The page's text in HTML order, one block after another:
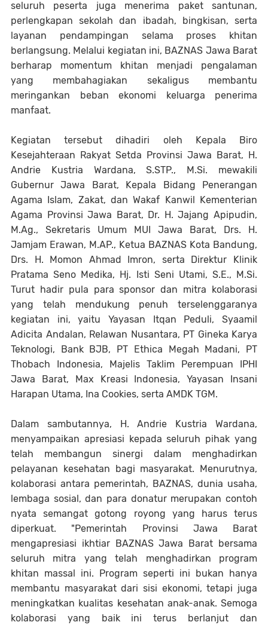
seluruh peserta juga menerima paket santunan,
perlengkapan sekolah dan ibadah, bingkisan, serta
layanan pendampingan selama proses khitan
berlangsung. Melalui kegiatan ini, BAZNAS Jawa Barat
berharap momentum khitan menjadi pengalaman
yang membahagiakan sekaligus membantu
meringankan beban ekonomi keluarga penerima
manfaat.
Kegiatan tersebut dihadiri oleh Kepala Biro
Kesejahteraan Rakyat Setda Provinsi Jawa Barat, H.
Andrie Kustria Wardana, S.STP., M.Si. mewakili
Gubernur Jawa Barat, Kepala Bidang Penerangan
Agama Islam, Zakat, dan Wakaf Kanwil Kementerian
Agama Provinsi Jawa Barat, Dr. H. Jajang Apipudin,
M.Ag., Sekretaris Umum MUI Jawa Barat, Drs. H.
Jamjam Erawan, M.AP., Ketua BAZNAS Kota Bandung,
Drs. H. Momon Ahmad Imron, serta Direktur Klinik
Pratama Seno Medika, Hj. Isti Seni Utami, S.E., M.Si.
Turut hadir pula para sponsor dan mitra kolaborasi
yang telah mendukung penuh terselenggaranya
kegiatan ini, yaitu Yayasan Itqan Peduli, Syaamil
Adicita Andalan, Relawan Nusantara, PT Gineka Karya
Teknologi, Bank BJB, PT Ethica Megah Madani, PT
Thobach Indonesia, Majelis Taklim Perempuan IPHI
Jawa Barat, Max Kreasi Indonesia, Yayasan Insani
Harapan Utama, Ina Cookies, serta AMDK TGM.
Dalam sambutannya, H. Andrie Kustria Wardana,
menyampaikan apresiasi kepada seluruh pihak yang
telah membangun sinergi dalam menghadirkan
pelayanan kesehatan bagi masyarakat. Menurutnya,
kolaborasi antara pemerintah, BAZNAS, dunia usaha,
lembaga sosial, dan para donatur merupakan contoh
nyata semangat gotong royong yang harus terus
diperkuat. "Pemerintah Provinsi Jawa Barat
mengapresiasi ikhtiar BAZNAS Jawa Barat bersama
seluruh mitra yang telah menghadirkan program
khitan massal ini. Program seperti ini bukan hanya
membantu masyarakat dari sisi ekonomi, tetapi juga
meningkatkan kualitas kesehatan anak-anak. Semoga
kolaborasi yang baik ini terus berlanjut dan